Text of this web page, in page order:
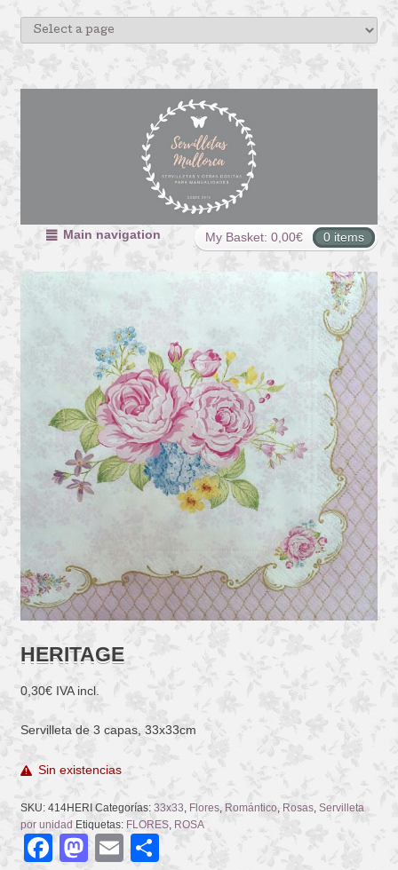
My Basket: 0,00€ 0 items
Main navigation
HERITAGE
0,30€ IVA incl.
Servilleta de 3 capas, 33x33cm
Sin existencias
SKU: 414HERI Categorías: 33x33 Flores, Romántico, Rosas, Servilleta
por unidad Etiquetas: FLORES, ROSA
Facebook
Mastodon
Email